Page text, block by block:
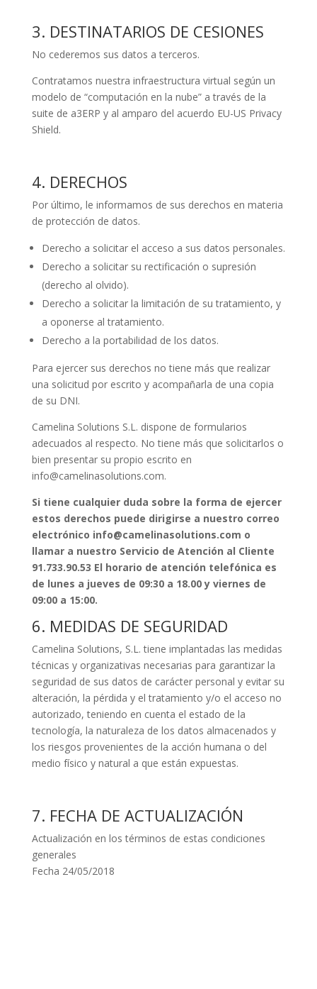
3. DESTINATARIOS DE CESIONES
No cederemos sus datos a terceros.
Contratamos nuestra infraestructura virtual según un
modelo de “computación en la nube” a través de la
suite de a3ERP y al amparo del acuerdo EU-US Privacy
Shield.
4. DERECHOS
Por último, le informamos de sus derechos en materia
de protección de datos.
Derecho a solicitar el acceso a sus datos personales.
Derecho a solicitar su rectificación o supresión
(derecho al olvido).
Derecho a solicitar la limitación de su tratamiento, y
a oponerse al tratamiento.
Derecho a la portabilidad de los datos.
Para ejercer sus derechos no tiene más que realizar
una solicitud por escrito y acompañarla de una copia
de su DNI.
Camelina Solutions S.L. dispone de formularios
adecuados al respecto. No tiene más que solicitarlos o
bien presentar su propio escrito en
info@camelinasolutions.com.
Si tiene cualquier duda sobre la forma de ejercer
estos derechos puede dirigirse a nuestro correo
electrónico info@camelinasolutions.com o
llamar a nuestro Servicio de Atención al Cliente
91.733.90.53 El horario de atención telefónica es
de lunes a jueves de 09:30 a 18.00 y viernes de
09:00 a 15:00.
6. MEDIDAS DE SEGURIDAD
Camelina Solutions, S.L. tiene implantadas las medidas
técnicas y organizativas necesarias para garantizar la
seguridad de sus datos de carácter personal y evitar su
alteración, la pérdida y el tratamiento y/o el acceso no
autorizado, teniendo en cuenta el estado de la
tecnología, la naturaleza de los datos almacenados y
los riesgos provenientes de la acción humana o del
medio físico y natural a que están expuestas.
7. FECHA DE ACTUALIZACIÓN
Actualización en los términos de estas condiciones
generales
Fecha 24/05/2018